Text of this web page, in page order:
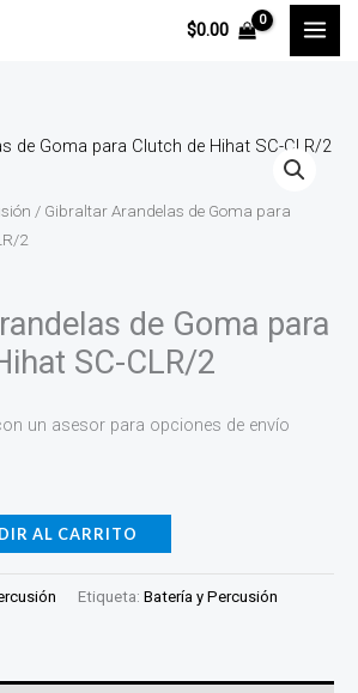
$0.00
/ Gibraltar Arandelas de Goma para
2
de Goma para
SC-CLR/2
un asesor para opciones de envío
AL CARRITO
Etiqueta: Batería y Percusión